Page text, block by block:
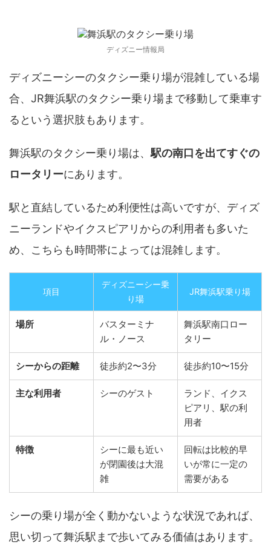
ディズニー情報局
ディズニーシーのタクシー乗り場が混雑している場
合、JR舞浜駅のタクシー乗り場まで移動して乗車す
るという選択肢もあります。
舞浜駅のタクシー乗り場は、駅の南口を出てすぐの
ロータリーにあります。
駅と直結しているため利便性は高いですが、ディズ
ニーランドやイクスピアリからの利用者も多いた
め、こちらも時間帯によっては混雑します。
項目
ディズニーシー乗
り場
JR舞浜駅乗り場
場所
バスターミナ
ル・ノース
舞浜駅南口ロー
タリー
シーからの距離 徒歩約2〜3分 徒歩約10〜15分
主な利用者 シーのゲスト
ランド、イクス
ピアリ、駅の利
用者
特徴
シーに最も近い
が閉園後は大混
雑
回転は比較的早
いが常に一定の
需要がある
シーの乗り場が全く動かないような状況であれば、
思い切って舞浜駅まで歩いてみる価値はあります。